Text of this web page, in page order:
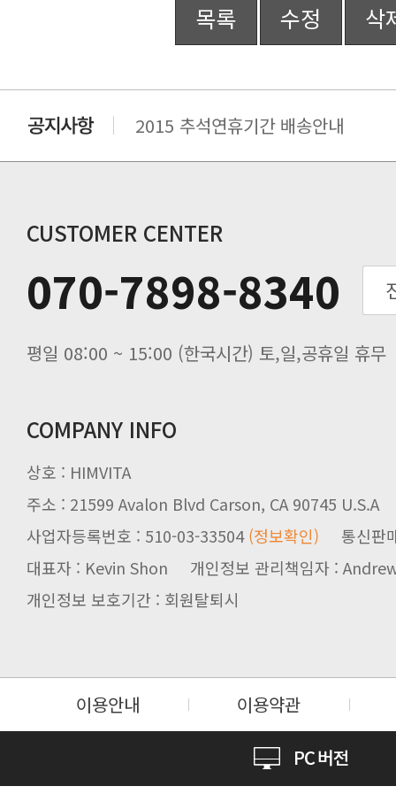
목록 수정 삭
2015 추석연휴기간 배송안내
추수감사절 배송안내
추석기간 배송안내
노동절(9월3일) 배송업무 안내
입금 고객님을 찾습니다.
CUSTOMER CENTER
070-7898-8340
평일 08:00 ~ 15:00 (한국시간) 토,일,공휴일 휴무
COMPANY INFO
상호 : HIMVITA
주소 : 21599 Avalon Blvd Carson, CA 90745 U.S.A
사업자등록번호 : 510-03-33504(정보확인) 통신판
대표자 : Kevin Shon 개인정보 관리책임자 :
개인정보 보호기간 : 회원탈퇴시
이용안내 이용약관